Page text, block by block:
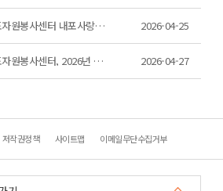
충청남도자원봉사센터 내포사랑봉사단, ‘환경정화·제과나눔’으로 4월 정기 활동 펼쳐 2026-04-25
충청남도자원봉사센터, 2026년 충청남도 재난현장 통합자원봉사지원단 안전직무교육 실시 2026-04-27
저작권정책 사이트맵 이메일무단수집거부